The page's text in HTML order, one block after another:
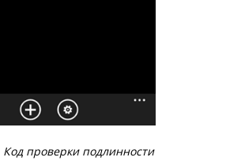
Код проверки подлинности